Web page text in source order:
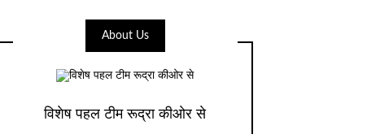
About Us
विशेष पहल टीम रूद्रा कीओर से